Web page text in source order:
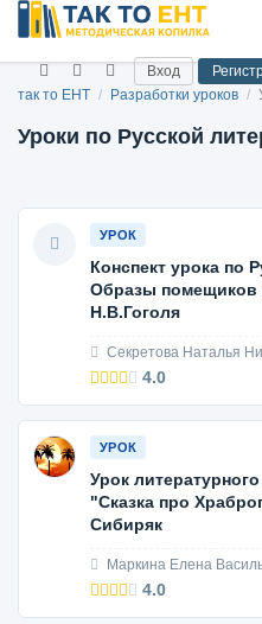
Вход
так то ЕНТ / Разработки уроков /
Уроки по Русской
УРОК
Конспект урока по
Образы помещиков
Н.В.Гоголя
Секретова Наталья
4.0
УРОК
Урок
"Сказка про
Сибиряк
Маркина Елена
4.0